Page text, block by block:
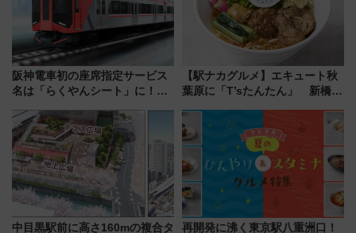
阪神電車初の座席指定サービス
名は「らくやんシート」に！新
を快適移動
【駅ナカグルメ】エキュート秋
葉原に「T’sたんたん」 新橋に
饅」、オムライス専門店「肉と
たまご」新グルメ続々登場！
【2026年8月】
中目黒駅前に高さ160mの複合タ
再開発に沸く東京駅八重洲口！